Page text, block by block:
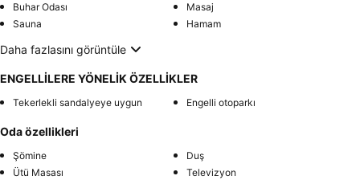
Buhar Odası
Masaj
Sauna
Hamam
Daha fazlasını görüntüle
ENGELLİLERE YÖNELİK ÖZELLİKLER
Tekerlekli sandalyeye uygun Engelli otoparkı
Oda özellikleri
Şömine
Duş
Ütü Masası
Televizyon